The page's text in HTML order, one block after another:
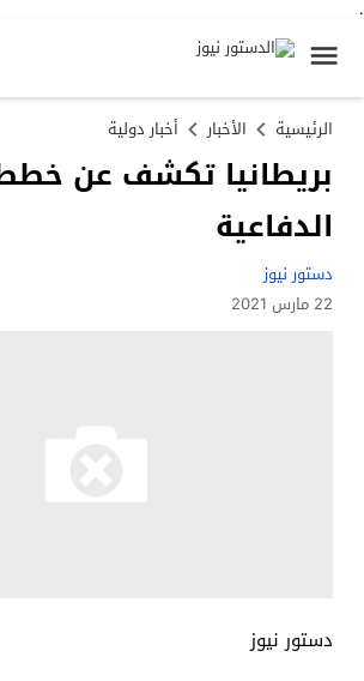
.
الرئيسية الأخبار أخبار دولية
بريطانيا تكشف عن
الدفاعية
دستور نيوز
22 مارس 2021
دستور نيوز